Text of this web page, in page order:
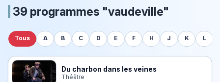
39 programmes "vaudeville"
Tous A B C D E F H J K L
Du charbon dans les veines
Théâtre